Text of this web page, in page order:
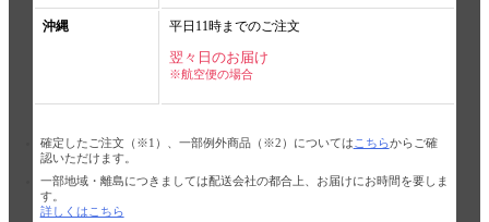
沖縄 平日11時までのご注文
翌々日のお届け
※航空便の場合
確定したご注文（※1）、一部例外商品（※2）については こちらからご確
認いただけます。
一部地域・離島につきましては配送会社の都合上、お届けにお時間を要しま
す。
詳しくはこちら